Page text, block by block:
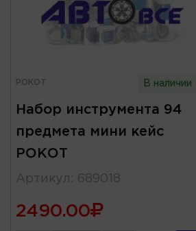
РОКОТ В наличии
Набор инструмента 94
предмета мини кейс
РОКОТ
Артикул : 689018
2490.00